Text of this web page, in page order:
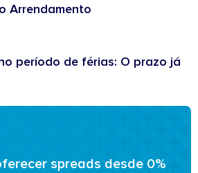
Arrendamento
período de férias: O prazo já
spreads desde 0%